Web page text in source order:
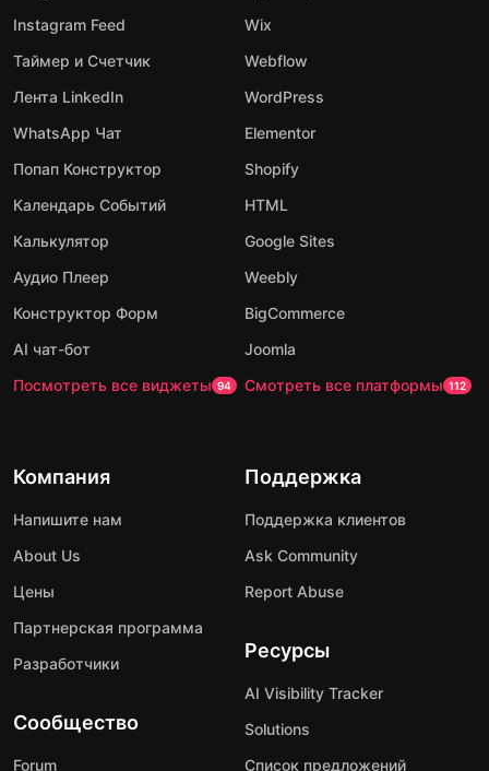
Instagram Feed
Таймер и Счетчик
Лента LinkedIn
WhatsApp Чат
Попап Конструктор
Календарь Событий
Калькулятор
Аудио Плеер
Конструктор Форм
AI чат-бот
Посмотреть все виджеты 94
Wix
Webflow
WordPress
Elementor
Shopify
HTML
Google Sites
Weebly
BigCommerce
Joomla
Смотреть все платформы 112
Компания
Напишите нам
About Us
Цены
Партнерская программа
Разработчики
Сообщество
Forum
Поддержка
Поддержка клиентов
Ask Community
Report Abuse
Ресурсы
AI Visibility Tracker
Solutions
Список предложений